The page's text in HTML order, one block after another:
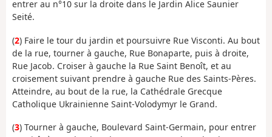
entrer au n°10 sur la droite dans le Jardin Alice Saunier
Seité.
(2) Faire le tour du jardin et poursuivre Rue Visconti. Au bout
de la rue, tourner à gauche, Rue Bonaparte, puis à droite,
Rue Jacob. Croiser à gauche la Rue Saint Benoît, et au
croisement suivant prendre à gauche Rue des Saints-Pères.
Atteindre, au bout de la rue, la Cathédrale Grecque
Catholique Ukrainienne Saint-Volodymyr le Grand.
(3) Tourner à gauche, Boulevard Saint-Germain, pour entrer